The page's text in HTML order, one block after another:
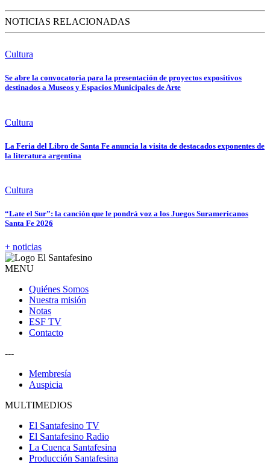
NOTICIAS RELACIONADAS
Cultura
Se abre la convocatoria para la presentación de proyectos expositivos
destinados a Museos y Espacios Municipales de Arte
Cultura
La Feria del Libro de Santa Fe anuncia la visita de destacados exponentes de
la literatura argentina
Cultura
“Late el Sur”: la canción que le pondrá voz a los Juegos Suramericanos
Santa Fe 2026
+ noticias
MENU
Quiénes Somos
Nuestra misión
Notas
ESF TV
Contacto
---
Membresía
Auspicia
MULTIMEDIOS
El Santafesino TV
El Santafesino Radio
La Cuenca Santafesina
Producción Santafesina